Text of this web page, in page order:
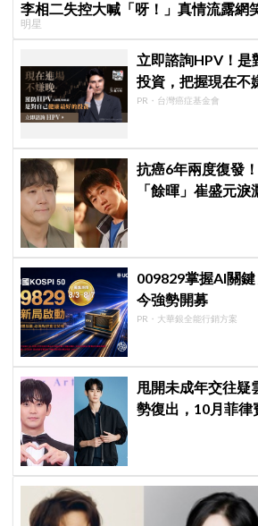
李相二失控大喊「呀！」真情流露網
明星
立即諮詢HPV！是
投資，把握現在不
PR・台灣癌症基金會
抗癌6年兩度復發
「餘暉」崔盛元
009829掌握AI關
今強勢開募
PR・大華銀全能行銷方案
甩開未成年交往疑
勢復出，10月菲律